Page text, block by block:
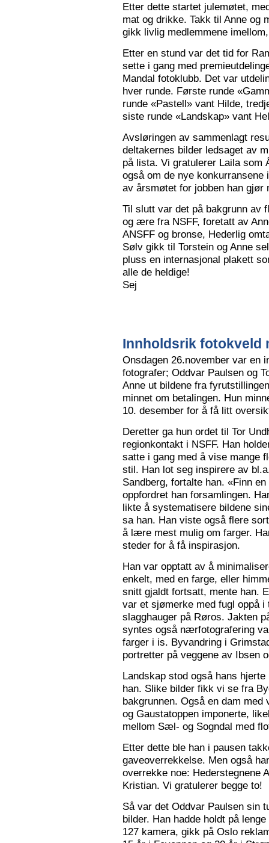
Etter dette startet julemøtet,
mat og drikke. Takk til Anne og
gikk livlig medlemmene
Etter en stund var det tid for
sette i gang med
Mandal fotoklubb. Det var
hver runde. Første runde
runde «Pastell» vant Hilde,
siste runde «Landskap» vant
Avsløringen av sammenlagt
deltakernes bilder ledsaget av
på lista. Vi gratulerer Laila som
også om de nye
av årsmøtet for jobben han gjør
Til slutt var det på bakgrunn av
og ære fra NSFF, foretatt av
ANSFF og bronse, Hederlig
Sølv gikk til Torstein og Anne
pluss en internasjonal plakett
alle de heldige!
Sej
Innholdsrik fotokveld
Onsdagen 26.november var en
fotografer; Oddvar Paulsen og
Anne ut bildene fra
minnet om betalingen. Hun
10. desember for å få litt
Deretter ga hun ordet til Tor
regionkontakt i NSFF. Han
satte i gang med å vise mange
stil. Han lot seg inspirere av
Sandberg, fortalte han. «Finn
oppfordret han forsamlingen.
likte å systematisere bildene
sa han. Han viste også flere
å lære mest mulig om farger.
steder for å få inspirasjon.
Han var opptatt av å
enkelt, med en farge, eller
snitt gjaldt fortsatt, mente han.
var et sjømerke med fugl oppå
slagghauger på Røros. Jakten
syntes også nærfotografering
farger i is. Byvandring i
portretter på veggene av Ibsen
Landskap stod også hans
han. Slike bilder fikk vi se fra
bakgrunnen. Også en dam
og Gaustatoppen imponerte,
mellom Sæl- og Sogndal med
Etter dette ble han i pausen
gaveoverrekkelse. Men også
overrekke noe: Hederstegnene
Kristian. Vi gratulerer begge to!
Så var det Oddvar Paulsen sin
bilder. Han hadde holdt på
127 kamera, gikk på Oslo